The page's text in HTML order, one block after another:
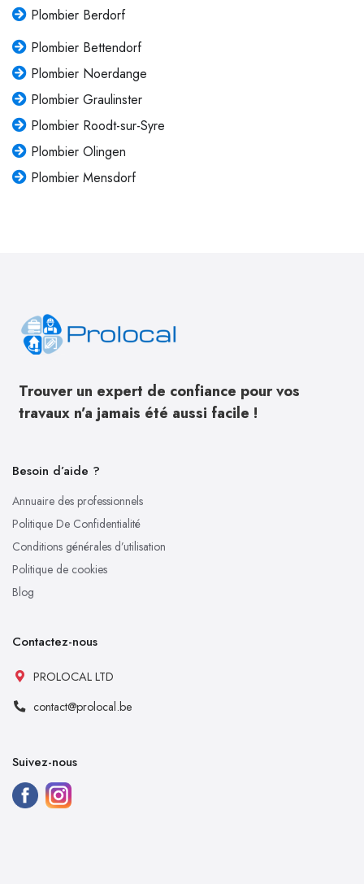
Plombier Berdorf
Plombier Bettendorf
Plombier Noerdange
Plombier Graulinster
Plombier Roodt-sur-Syre
Plombier Olingen
Plombier Mensdorf
Trouver un expert de confiance pour vos
travaux n’a jamais été aussi facile !
Besoin d’aide ?
Annuaire des professionnels
Politique De Confidentialité
Conditions générales d’utilisation
Politique de cookies
Blog
Contactez-nous
PROLOCAL LTD
contact@prolocal.be
Suivez-nous